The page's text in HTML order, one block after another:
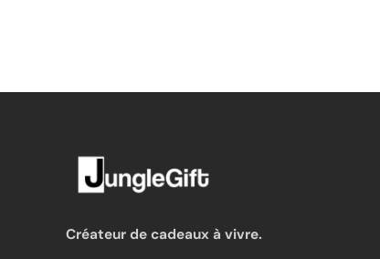
Créateur de cadeaux à vivre.